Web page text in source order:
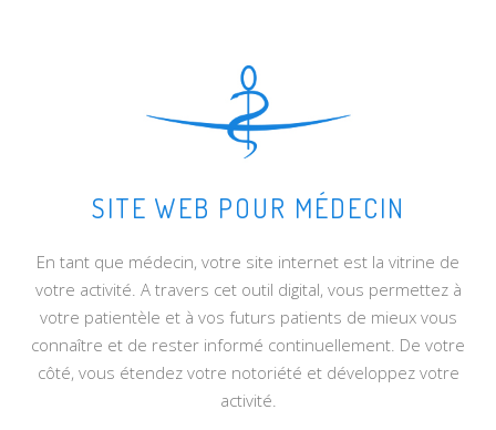
SITE WEB POUR MÉDECIN
En tant que médecin, votre site internet est la vitrine de
votre activité. A travers cet outil digital, vous permettez à
votre patientèle et à vos futurs patients de mieux vous
connaître et de rester informé continuellement. De votre
côté, vous étendez votre notoriété et développez votre
activité.